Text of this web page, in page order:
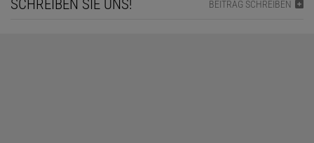
SCHREIBEN SIE UNS! BEITRAG SCHREIBEN